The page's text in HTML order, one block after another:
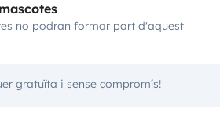
no podran formar part d'aquest
gratuïta i sense compromís!